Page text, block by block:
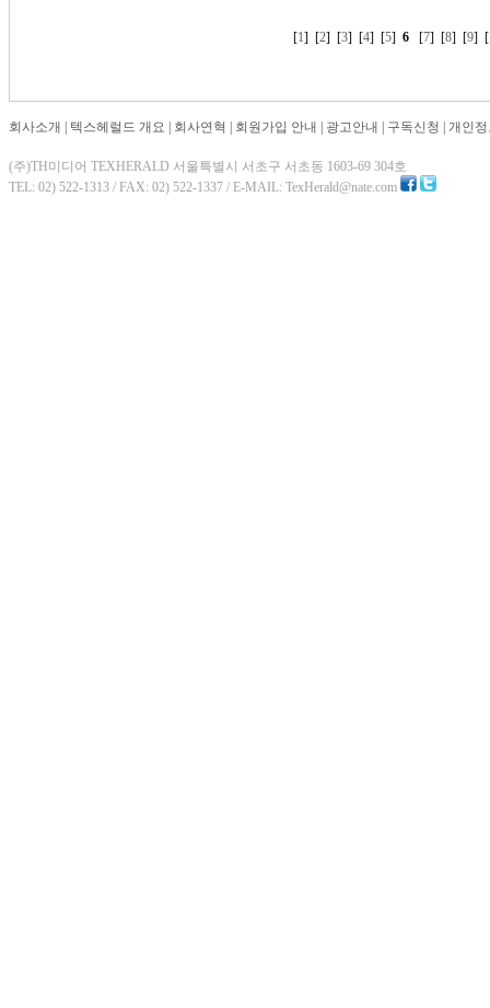
[1] [2] [3] [4] [5]6 [7] [8] [9] [
회사소개 텍스헤럴드 개요 회사연혁 회원가입 안내 광고안내 구독신청 개인
(주)TH미디어 TEXHERALD 서울특별시 서초구 서초동 1603-69 304호
TEL: 02) 522-1313 / FAX: 02) 522-1337 / E-MAIL: TexHerald@nate.com